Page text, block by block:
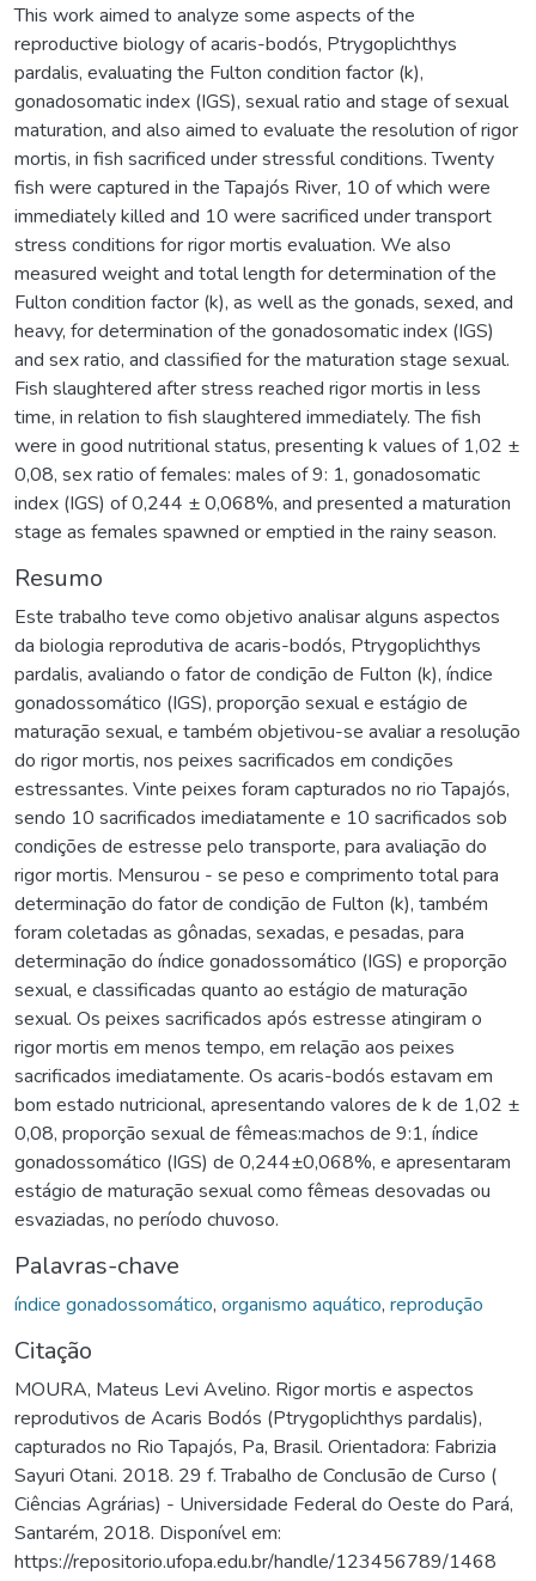
This work aimed to analyze some aspects of the
reproductive biology of acaris-bodós, Ptrygoplichthys
pardalis, evaluating the Fulton condition factor (k),
gonadosomatic index (IGS), sexual ratio and stage of sexual
maturation, and also aimed to evaluate the resolution of rigor
mortis, in fish sacrificed under stressful conditions. Twenty
fish were captured in the Tapajós River, 10 of which were
immediately killed and 10 were sacrificed under transport
stress conditions for rigor mortis evaluation. We also
measured weight and total length for determination of the
Fulton condition factor (k), as well as the gonads, sexed, and
heavy, for determination of the gonadosomatic index (IGS)
and sex ratio, and classified for the maturation stage sexual.
Fish slaughtered after stress reached rigor mortis in less
time, in relation to fish slaughtered immediately. The fish
were in good nutritional status, presenting k values of 1,02 ±
0,08, sex ratio of females: males of 9: 1, gonadosomatic
index (IGS) of 0,244 ± 0,068%, and presented a maturation
stage as females spawned or emptied in the rainy season.
Resumo
Este trabalho teve como objetivo analisar alguns aspectos
da biologia reprodutiva de acaris-bodós, Ptrygoplichthys
pardalis, avaliando o fator de condição de Fulton (k), índice
gonadossomático (IGS), proporção sexual e estágio de
maturação sexual, e também objetivou-se avaliar a resolução
do rigor mortis, nos peixes sacrificados em condições
estressantes. Vinte peixes foram capturados no rio Tapajós,
sendo 10 sacrificados imediatamente e 10 sacrificados sob
condições de estresse pelo transporte, para avaliação do
rigor mortis. Mensurou - se peso e comprimento total para
determinação do fator de condição de Fulton (k), também
foram coletadas as gônadas, sexadas, e pesadas, para
determinação do índice gonadossomático (IGS) e proporção
sexual, e classificadas quanto ao estágio de maturação
sexual. Os peixes sacrificados após estresse atingiram o
rigor mortis em menos tempo, em relação aos peixes
sacrificados imediatamente. Os acaris-bodós estavam em
bom estado nutricional, apresentando valores de k de 1,02 ±
0,08, proporção sexual de fêmeas:machos de 9:1, índice
gonadossomático (IGS) de 0,244±0,068%, e apresentaram
estágio de maturação sexual como fêmeas desovadas ou
esvaziadas, no período chuvoso.
Palavras-chave
índice gonadossomático, organismo aquático, reprodução
Citação
MOURA, Mateus Levi Avelino. Rigor mortis e aspectos
reprodutivos de Acaris Bodós (Ptrygoplichthys pardalis),
capturados no Rio Tapajós, Pa, Brasil. Orientadora: Fabrizia
Sayuri Otani. 2018. 29 f. Trabalho de Conclusão de Curso (
Ciências Agrárias) - Universidade Federal do Oeste do Pará,
Santarém, 2018. Disponível em:
https://repositorio.ufopa.edu.br/handle/123456789/1468